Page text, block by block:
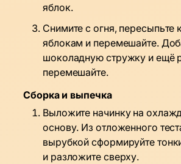
яблок.
Снимите с огня,
яблокам и перемешайте.
шоколадную стружку и ещё
перемешайте.
Сборка и выпечка
Выложите начинку на
основу. Из отложенного
вырубкой сформируйте
и разложите сверху.